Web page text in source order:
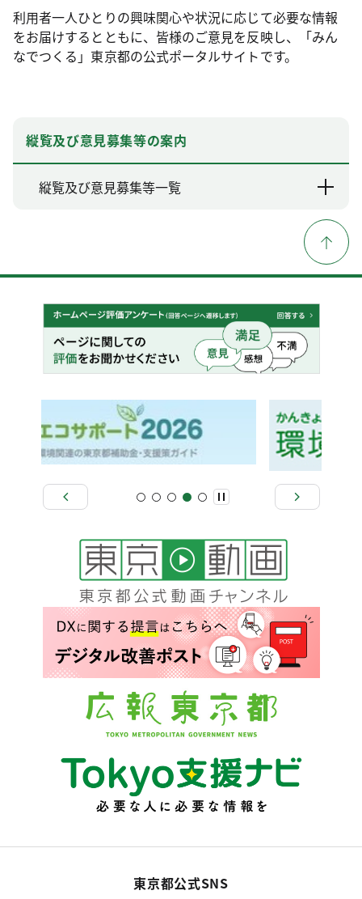
利用者一人ひとりの興味関心や状況に応じて必要な情報
をお届けするとともに、皆様のご意見を反映し、「みん
なでつくる」東京都の公式ポータルサイトです。
縦覧及び意見募集等の案内
縦覧及び意見募集等一覧
東京都公式SNS